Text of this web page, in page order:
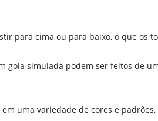
para cima ou para baixo, o que os
gola simulada podem ser feitos de
uma variedade de cores e